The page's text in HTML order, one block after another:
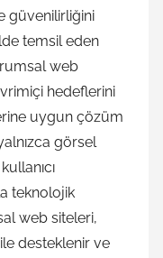
güvenilirliğini
temsil eden
web
hedeflerini
uygun çözüm
görsel
teknolojik
web siteleri,
desteklenir ve